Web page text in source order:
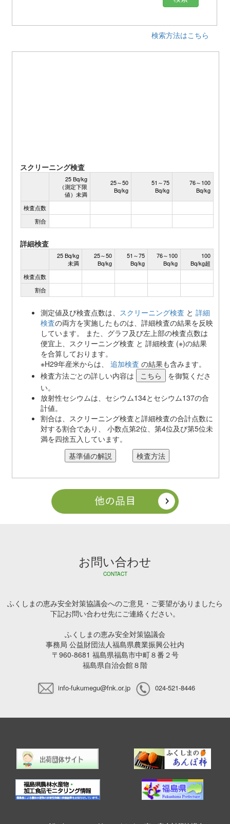
検索方法はこちら
スクリーニング検査
25 Bq/kg
（測定下限
値）未満
25～50
Bq/kg
51～75
Bq/kg
76～100
Bq/kg
検査点数
割合
詳細検査
25 Bq/kg
未満
25～50
Bq/kg
51～75
Bq/kg
76～100
Bq/kg
100
Bq/kg超
検査点数
割合
測定値及び検査点数は、 スクリーニング検査 と詳細
検査の両方を実施したものは、詳細検査の結果を反映
しています。 また、グラフ及び左上部の検査点数は
便宜上、スクリーニング検査 と 詳細検査 (※)の結果
を合算しております。
※H29年産米からは、追加検査 の結果も含みます。
検査方法ごとの詳しい内容は
を御覧くださ
い。
放射性セシウムは、セシウム134とセシウム137の合
計値。
割合は、スクリーニング検査と詳細検査の合計点数に
対する割合であり、 小数点第2位、第4位及び第5位未
満を四捨五入しています。
お問い合わせ
CONTACT
ふくしまの恵み安全対策協議会へのご意見・ご要望がありましたら
下記お問い合わせ先にご連絡ください。
ふくしまの恵み安全対策協議会
事務局 公益財団法人福島県農業振興公社内
〒960-8681 福島県福島市中町８番２号
福島県自治会館８階
info-fukumegu@fnk.or.jp 024-521-8446